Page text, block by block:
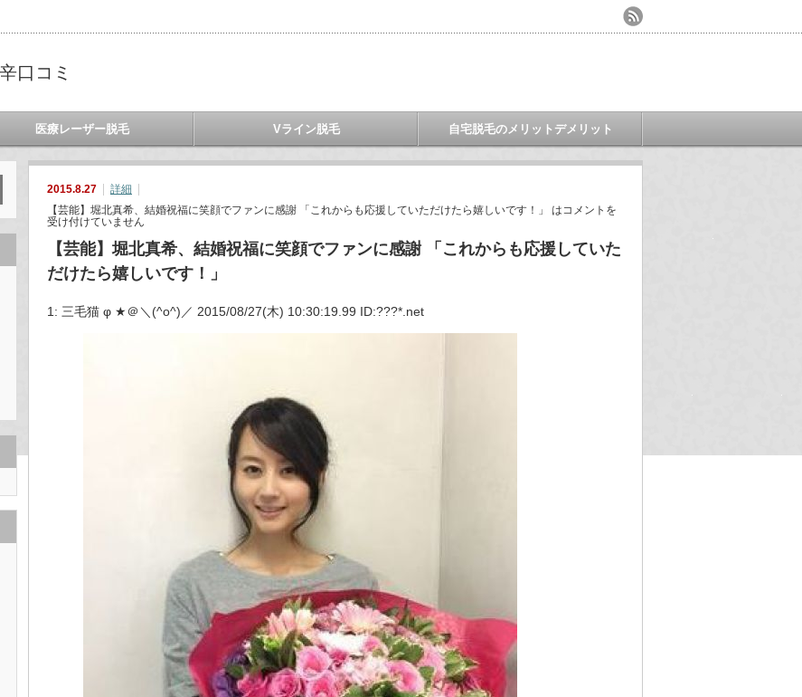
口コミ
医療レーザー脱毛 Vライン脱毛 自宅脱毛のメリットデメリット
2015.8.27
詳細
【芸能】堀北真希、結婚祝福に笑顔でファンに感謝 「これからも応援していただけたら嬉しいです！」 はコメントを
受け付けていません
【芸能】堀北真希、結婚祝福に笑顔でファンに感謝 「これからも応援していた
だけたら嬉しいです！」
1: 三毛猫 φ ★＠＼(^o^)／ 2015/08/27(木) 10:30:19.99 ID:???*.net